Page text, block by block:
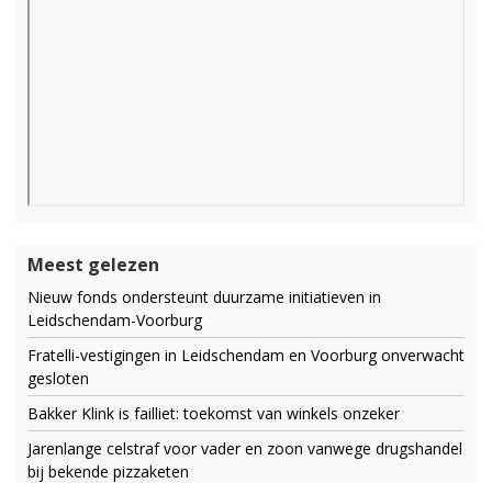
Meest gelezen
Nieuw fonds ondersteunt duurzame initiatieven in
Leidschendam-Voorburg
Fratelli-vestigingen in Leidschendam en Voorburg onverwacht
gesloten
Bakker Klink is failliet: toekomst van winkels onzeker
Jarenlange celstraf voor vader en zoon vanwege drugshandel
bij bekende pizzaketen